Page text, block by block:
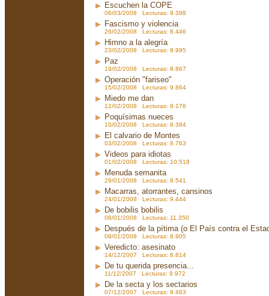
Escuchen la COPE
06/03/2008 Lecturas: 9.398
Fascismo y violencia
26/02/2008 Lecturas: 8.446
Himno a la alegría
23/02/2008 Lecturas: 9.995
Paz
19/02/2008 Lecturas: 8.867
Operación "fariseo"
15/02/2008 Lecturas: 9.864
Miedo me dan
12/02/2008 Lecturas: 9.176
Poquísimas nueces
10/02/2008 Lecturas: 8.384
El calvario de Montes
03/02/2008 Lecturas: 8.763
Videos para idiotas
01/02/2008 Lecturas: 10.518
Menuda semanita
29/01/2008 Lecturas: 8.541
Macarras, atorrantes, cansinos
24/01/2008 Lecturas: 9.444
De bobilis bobilis
08/01/2008 Lecturas: 11.350
Después de la pítima (o El País contra el
08/01/2008 Lecturas: 8.905
Veredicto: asesinato
14/12/2007 Lecturas: 8.814
De tu querida presencia...
11/12/2007 Lecturas: 9.972
De la secta y los sectarios
07/12/2007 Lecturas: 9.463